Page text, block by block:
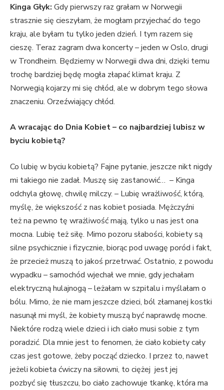
Kinga Głyk: Gdy pierwszy raz grałam w Norwegii
strasznie się cieszyłam, że mogłam przyjechać do tego
kraju, ale byłam tu tylko jeden dzień. I tym razem się
cieszę. Teraz zagram dwa koncerty – jeden w Oslo, drugi
w Trondheim. Będziemy w Norwegii dwa dni, dzięki temu
trochę bardziej będę mogła złapać klimat kraju. Z
Norwegią kojarzy mi się chłód, ale w dobrym tego słowa
znaczeniu. Orzeźwiający chłód.
A wracając do Dnia Kobiet – co najbardziej lubisz w
byciu kobietą?
Co lubię w byciu kobietą? Fajne pytanie, jeszcze nikt nigdy
mi takiego nie zadał. Muszę się zastanowić… – Kinga
odchyla głowę, chwilę milczy. – Lubię wrażliwość, którą,
myślę, że większość z nas kobiet posiada. Mężczyźni
też na pewno tę wrażliwość mają, tylko u nas jest ona
mocna. Lubię też siłę. Mimo pozoru słabości, kobiety są
silne psychicznie i fizycznie, biorąc pod uwagę poród i fakt,
że przecież muszą to jakoś przetrwać. Ostatnio, z powodu
wypadku – samochód wjechał we mnie, gdy jechałam
elektryczną hulajnogą – leżałam w szpitalu i myślałam o
bólu. Mimo, że nie mam jeszcze dzieci, ból złamanej kostki
nasunął mi myśl, że kobiety muszą być naprawdę mocne.
Niektóre rodzą wiele dzieci i ich ciało musi sobie z tym
poradzić. Dla mnie jest to fenomen, że ciało kobiety cały
czas jest gotowe, żeby począć dziecko. I przez to, nawet
jeżeli kobieta ćwiczy na siłowni, to ciężej jest jej
pozbyć się tłuszczu, bo ciało zachowuje tkankę, która ma